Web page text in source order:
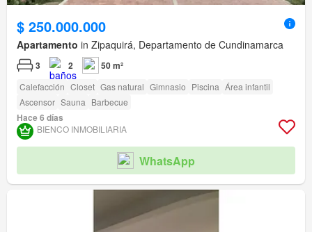
$ 250.000.000
Apartamento in Zipaquirá, Departamento de Cundinamarca
3 2 50 m²
Calefacción Closet Gas natural Gimnasio Piscina Área infantil
Ascensor Sauna Barbecue
Hace 6 días
BIENCO INMOBILIARIA
WhatsApp